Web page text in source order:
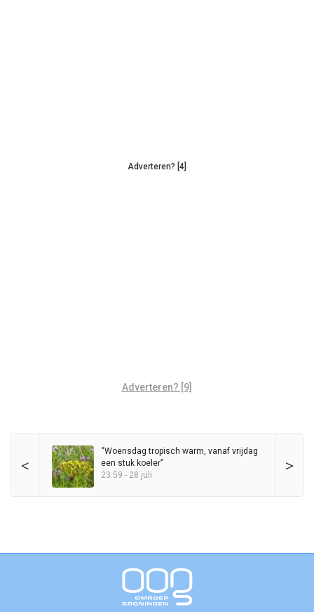
Adverteren? [4]
Adverteren? [9]
< >
“Woensdag tropisch warm, vanaf vrijdag
een stuk koeler”
23:59 - 28 juli